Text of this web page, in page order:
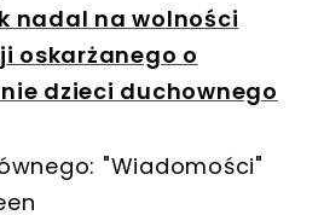
nadal na wolności
oskarżanego o
dzieci duchownego
"Wiadomości"